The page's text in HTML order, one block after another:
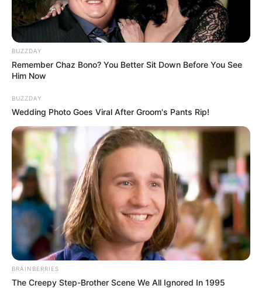
Main-Kinzig-Kreis stehende Anlage gehört zu den
bedeutendsten Burgen in Hessen. Das
Burgmuseum bietet ein spezielles Angebot an, bei
dem das Geburtstagskind und seine Freunde bei
einer Burgerkundung in die Welt der Ritter und
Burgfräuleins eintreten. Weitere Informationen unter
Kindergeburtstag in Jumicar - Verkehrserziehung für
Kinder - Beim Kindergeburtstag bei Jumicar in
Frankfurt-Preungesheim erfahren Kinder spielerisch
die Verkehrsregeln. Für den Kindergeburtstag
stehen drei verschiedene Pakete zur Wahl [ab 6
Jahren]. 1. Basispaket ohne Essen/Getränke (für 10
Kinder: € 129,-; jedes weitere Kind € 12,90) - Dauer:
ca. 1,5 Std. - Fahren auf dem Jumicarplatz -
Einweisung, Begehung des Platzes, Erklärung der
Verkehrszeichen und -regeln. - Einweisung der
Autos - Praxis (Fahrten im jumicar Auto) - Kleines
Geschenk für alle Teilnehmer. 2. Premiumpaket (für
10 Kinder: € 199,-; jedes weitere Kind € 19,90) -
BUZZDAY
Remember Chaz Bono? You Better Sit Down Before You See
Him Now
BUZZDAY
Wedding Photo Goes Viral After Groom's Pants Rip!
BRAINBERRIES
The Creepy Step-Brother Scene We All Ignored In 1995